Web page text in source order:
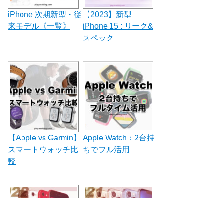
iPhone 次期新型・従
来モデル《一覧》
【2023】新型
iPhone 15 : リーク&
スペック
【Apple vs Garmin】
スマートウォッチ比
較
Apple Watch：2台持
ちでフル活用